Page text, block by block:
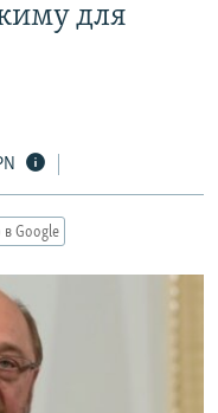
для
Google